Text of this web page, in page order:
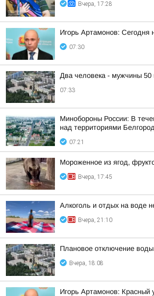
Вчера, 17:28
Игорь Артамонов: Сегодня
07:30
Два человека - мужчины 50
07:33
Минобороны России: В
над территориями
07:21
Мороженное из ягод,
Вчера, 17:45
Алкоголь и отдых на воде
Вчера, 21:10
Плановое отключение
Вчера, 18:08
Игорь Артамонов: Красный